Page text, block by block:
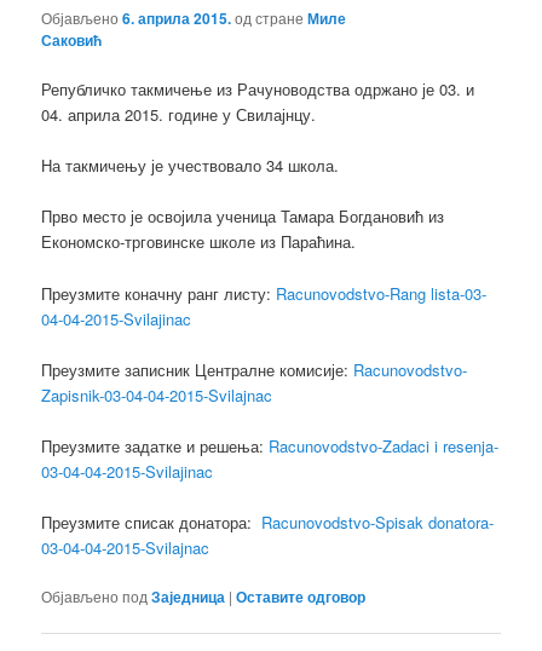
Објављено6. априла 2015.од странеМиле
Саковић
Републичко такмичење из Рачуноводства одржано је 03. и
04. априла 2015. године у Свилајнцу.
На такмичењу је учествовало 34 школа.
Прво место је освојила ученица Тамара Богдановић из
Економско-трговинске школе из Параћина.
Преузмите коначну ранг листу: Racunovodstvo-Rang lista-03-
04-04-2015-Svilajinac
Преузмите записник Централне комисије: Racunovodstvo-
Zapisnik-03-04-04-2015-Svilajnac
Преузмите задатке и решења: Racunovodstvo-Zadaci i resenja-
03-04-04-2015-Svilajinac
Преузмите списак донатора: Racunovodstvo-Spisak donatora-
03-04-04-2015-Svilajnac
Објављено под Заједница |Оставите одговор